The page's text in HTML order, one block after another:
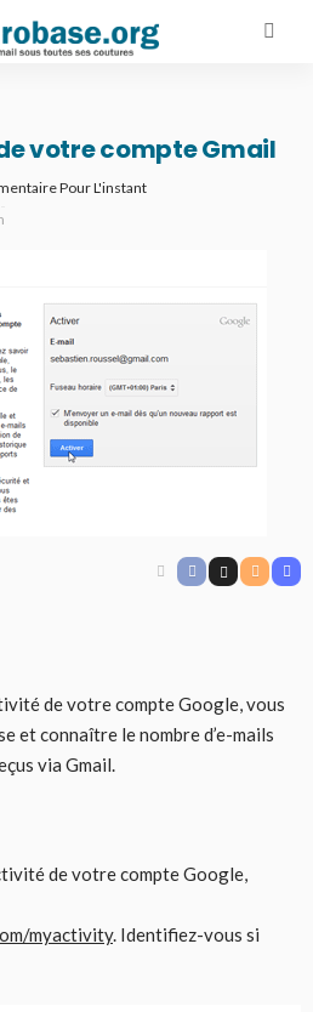
votre compte Gmail
Pour L'instant
de votre compte Google, vous
et connaître le nombre d’e-mails
via Gmail.
de votre compte Google,
myactivity. Identifiez-vous si